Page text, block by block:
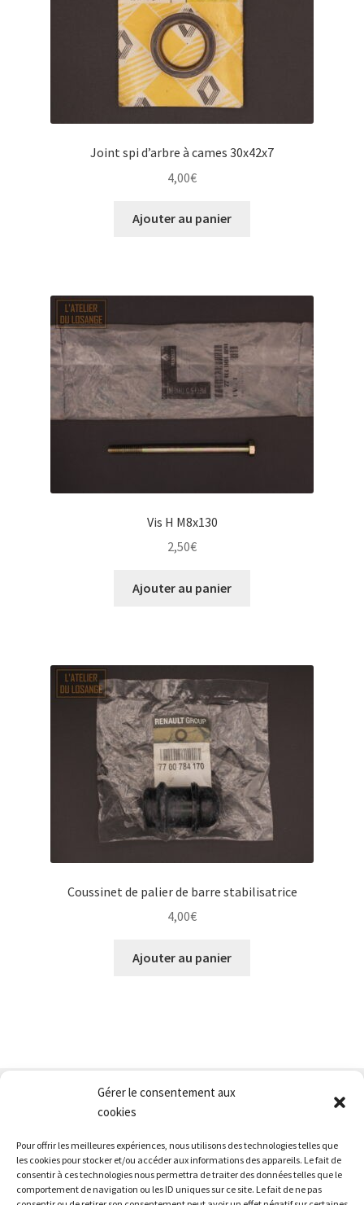
Gérer le consentement aux
cookies
Pour offrir les meilleures expériences, nous utilisons des technologies telles que
les cookies pour stocker et/ou accéder aux informations des appareils. Le fait de
consentir à ces technologies nous permettra de traiter des données telles que le
comportement de navigation ou les ID uniques sur ce site. Le fait de ne pas
Joint spi d’arbre à cames 30x42x7
4,00€
Ajouter au panier
Vis H M8x130
2,50€
Ajouter au panier
Coussinet de palier de barre stabilisatrice
4,00€
Ajouter au panier
Nous contacter
Mentions légales